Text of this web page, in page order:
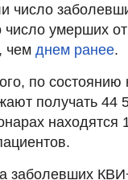
число
число умерших
чем днем ранее.
по
получать 44
заболевших